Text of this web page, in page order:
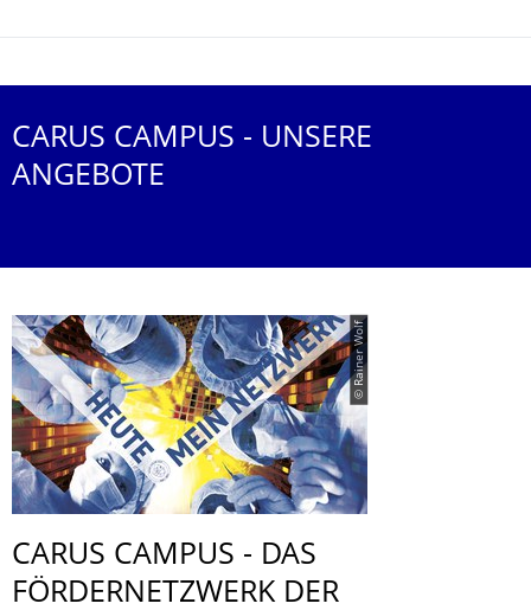
CARUS CAMPUS - UNSERE
ANGEBOTE
© Rainer Wolf
CARUS CAMPUS - DAS
FÖRDERNETZWERK DER